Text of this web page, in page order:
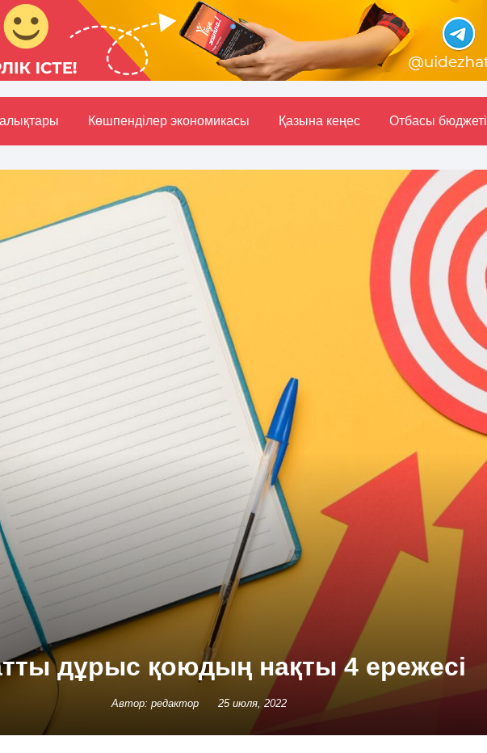
Көшпенділер экономикасы Қазына кеңес Отбасы бюджетi
дұрыс қоюдың нақты 4 ережесі
Автор: редактор 25 июля, 2022